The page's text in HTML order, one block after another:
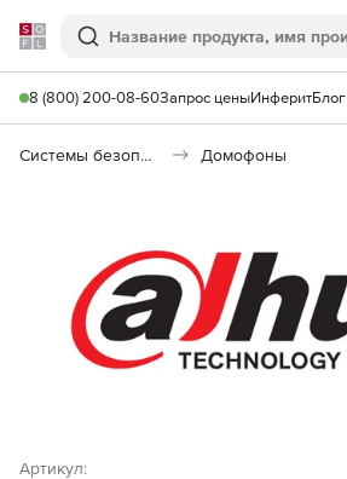
Softline
Поиск
8 (800) 200-08-60Запрос ценыИнферитБлог
Системы безопасности Домофоны
Артикул: